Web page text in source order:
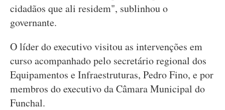
cidadãos que ali residem", sublinhou o
governante.
O líder do executivo visitou as intervenções em
curso acompanhado pelo secretário regional dos
Equipamentos e Infraestruturas, Pedro Fino, e por
membros do executivo da Câmara Municipal do
Funchal.